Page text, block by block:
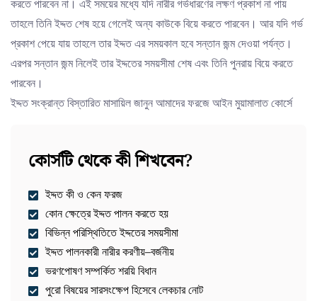
করতে পারবেন না। এই সময়ের মধ্যে যদি নারীর গর্ভধারণের লক্ষণ প্রকাশ না পায়
তাহলে তিনি ইদ্দত শেষ হয়ে গেলেই অন্য কাউকে বিয়ে করতে পারবেন। আর যদি গর্ভ
প্রকাশ পেয়ে যায় তাহলে তার ইদ্দত এর সময়কাল হবে সন্তান জন্ম দেওয়া পর্যন্ত।
এরপর সন্তান জন্ম নিলেই তার ইদ্দতের সময়সীমা শেষ এবং তিনি পুনরায় বিয়ে করতে
পারবেন।
ইদ্দত সংক্রান্ত বিস্তারিত মাসায়িল জানুন আমাদের ফরজে আইন মুয়ামালাত কোর্সে
কোর্সটি থেকে কী শিখবেন?
ইদ্দত কী ও কেন ফরজ
কোন ক্ষেত্রে ইদ্দত পালন করতে হয়
বিভিন্ন পরিস্থিতিতে ইদ্দতের সময়সীমা
ইদ্দত পালনকারী নারীর করণীয়–বর্জনীয়
ভরণপোষণ সম্পর্কিত শরয়ি বিধান
পুরো বিষয়ের সারসংক্ষেপ হিসেবে লেকচার নোট